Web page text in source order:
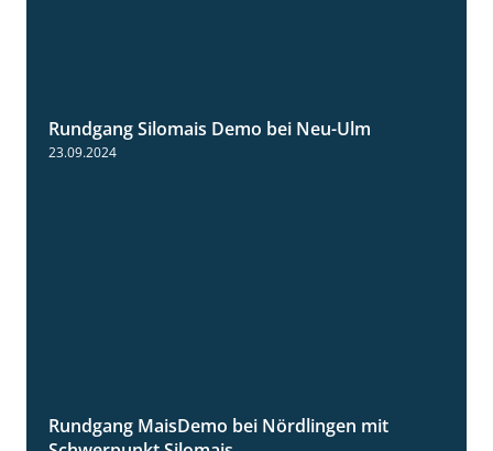
Rundgang Silomais Demo bei Neu-Ulm
23.09.2024
10:51
Rundgang MaisDemo bei Nördlingen mit